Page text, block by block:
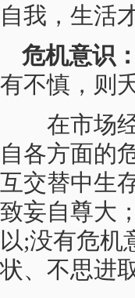
自我，生活
危机意识：
有不慎，则
在市场
自各方面的
互交替中生
致妄自尊大
以;没有危机
状、不思进取